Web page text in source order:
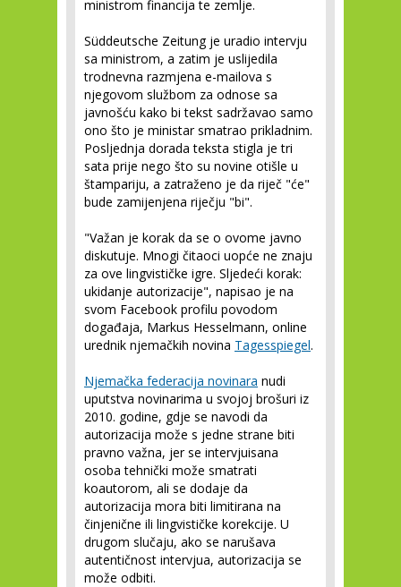
ministrom financija te zemlje.
Süddeutsche Zeitung je uradio intervju
sa ministrom, a zatim je uslijedila
trodnevna razmjena e-mailova s
njegovom službom za odnose sa
javnošću kako bi tekst sadržavao samo
ono što je ministar smatrao prikladnim.
Posljednja dorada teksta stigla je tri
sata prije nego što su novine otišle u
štampariju, a zatraženo je da riječ "će"
bude zamijenjena riječju "bi".
"Važan je korak da se o ovome javno
diskutuje. Mnogi čitaoci uopće ne znaju
za ove lingvističke igre. Sljedeći korak:
ukidanje autorizacije", napisao je na
svom Facebook profilu povodom
događaja, Markus Hesselmann, online
urednik njemačkih novina Tagesspiegel.
Njemačka federacija novinara nudi
uputstva novinarima u svojoj brošuri iz
2010. godine, gdje se navodi da
autorizacija može s jedne strane biti
pravno važna, jer se intervjuisana
osoba tehnički može smatrati
koautorom, ali se dodaje da
autorizacija mora biti limitirana na
činjenične ili lingvističke korekcije. U
drugom slučaju, ako se narušava
autentičnost intervjua, autorizacija se
može odbiti.